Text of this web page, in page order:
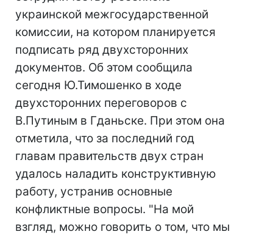
украинской межгосударственной
комиссии, на котором планируется
подписать ряд двухсторонних
документов. Об этом сообщила
сегодня Ю.Тимошенко в ходе
двухсторонних переговоров с
В.Путиным в Гданьске. При этом она
отметила, что за последний год
главам правительств двух стран
удалось наладить конструктивную
работу, устранив основные
конфликтные вопросы. "На мой
взгляд, можно говорить о том, что мы